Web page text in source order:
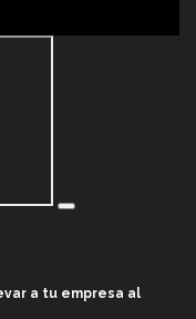
a tu empresa al